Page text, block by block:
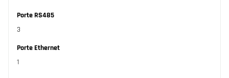
Porte RS485
3
Porte Ethernet
1